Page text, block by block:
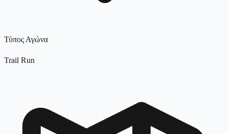
Τύπος Αγώνα
Trail Run